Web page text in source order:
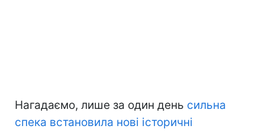
Нагадаємо, лише за один день сильна
спека встановила нові історичні